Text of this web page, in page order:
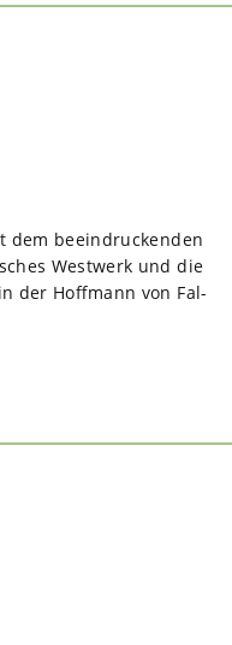
dem beein­dru­cken­den
West­werk und die
der Hoff­mann von Fal­